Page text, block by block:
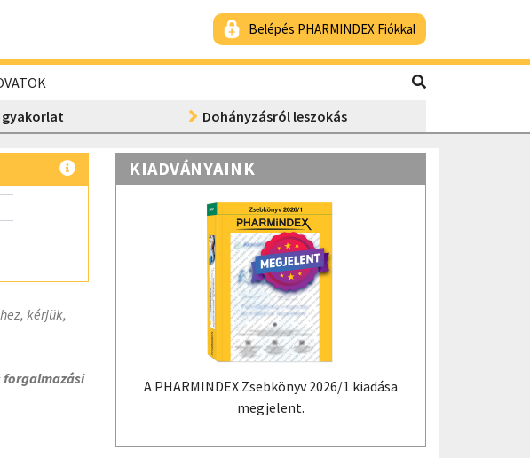
Belépés PHARMINDEX Fiókkal
gyakorlat Dohányzásról leszokás
kérjük,
forgalmazási
KIADVÁNYAINK
A PHARMINDEX Zsebkönyv 2026/1 kiadása
megjelent.